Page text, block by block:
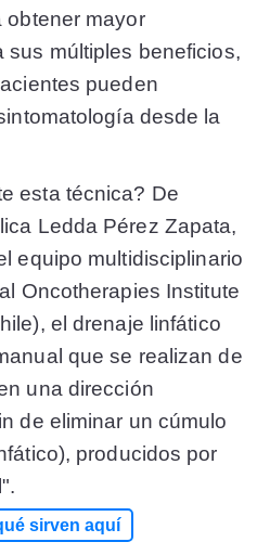
obtener mayor
sus múltiples beneficios,
pueden
desde la
esta técnica? De
Ledda Pérez Zapata,
equipo multidisciplinario
Oncotherapies Institute
el drenaje linfático
que se realizan de
una dirección
de eliminar un cúmulo
producidos por
sirven aquí